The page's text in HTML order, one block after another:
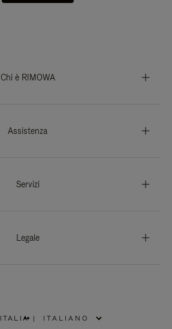
Chi è RIMOWA
Assistenza
Servizi
Legale
ITALIA |